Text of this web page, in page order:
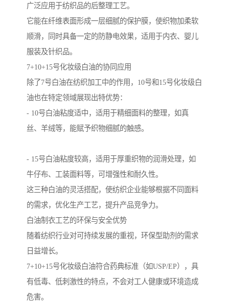
广泛应用于纺织品的后整理工艺。
它能在纤维表面形成一层细腻的保护膜，使织物加柔软
顺滑，同时具备一定的防静电效果，适用于内衣、婴儿
服装及针织品。
7+10+15号化妆级白油的协同应用
除了7号白油在纺织加工中的作用，10号和15号化妆级白
油也在特定领域展现出特优势：
- 10号白油粘度适中，适用于精细面料的整理，如真
丝、羊绒等，能赋予织物细腻的触感。
- 15号白油粘度较高，适用于厚重织物的润滑处理，如
牛仔布、工装面料等，可增强性和耐久性。
这三种白油的灵活搭配，使纺织企业能够根据不同面料
的需求，优化生产工艺，提升产品竞争力。
白油制衣工艺的环保与安全优势
随着纺织行业对可持续发展的重视，环保型助剂的需求
日益增长。
7+10+15号化妆级白油符合药典标准（如USP/EP），具
有低毒、低刺激性的特点，不会对工人健康或环境造成
危害。